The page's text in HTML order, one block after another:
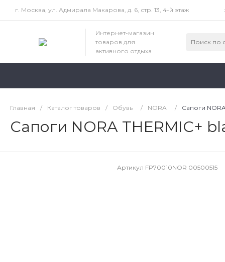
г. Москва, ул. Адмирала Макарова, д. 6, стр. 13, 4-й этаж
Интернет-магазин
товаров для
активного отдыха
Главная / Каталог товаров / Обувь / NORA / Сапоги
Сапоги NORA THERMIC+
Артикул FP70010NOR 00500515